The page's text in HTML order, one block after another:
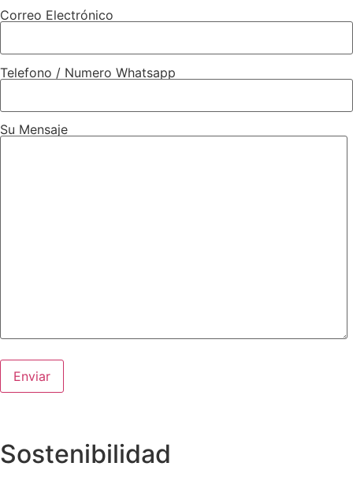
Correo Electrónico
Telefono / Numero Whatsapp
Su Mensaje
Sostenibilidad